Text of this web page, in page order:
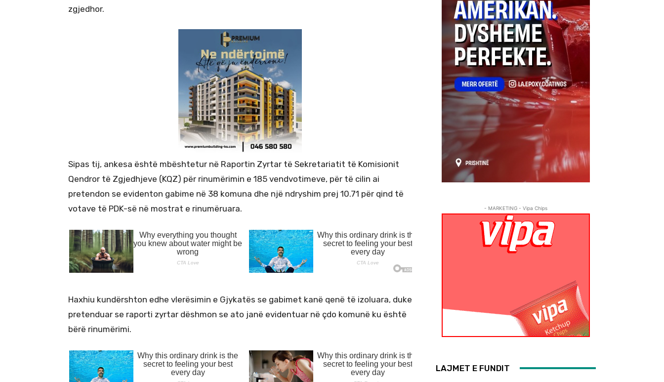
zgjedhor.
Sipas tij, ankesa është mbështetur në Raportin Zyrtar të Sekretariatit të Komisionit
Qendror të Zgjedhjeve (KQZ) për rinumërimin e 185 vendvotimeve, për të cilin ai
pretendon se evidenton gabime në 38 komuna dhe një ndryshim prej 10.71 për qind të
votave të PDK-së në mostrat e rinumëruara.
Haxhiu kundërshton edhe vlerësimin e Gjykatës se gabimet kanë qenë të izoluara, duke
pretenduar se raporti zyrtar dëshmon se ato janë evidentuar në çdo komunë ku është
bërë rinumërimi.
- MARKETING - Vipa Chips
LAJMET E FUNDIT